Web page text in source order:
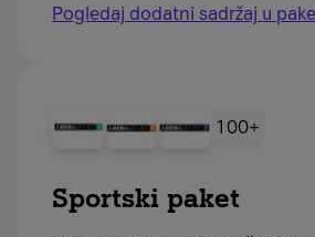
Pogledaj dodatni sadržaj u
100+
Sportski paket